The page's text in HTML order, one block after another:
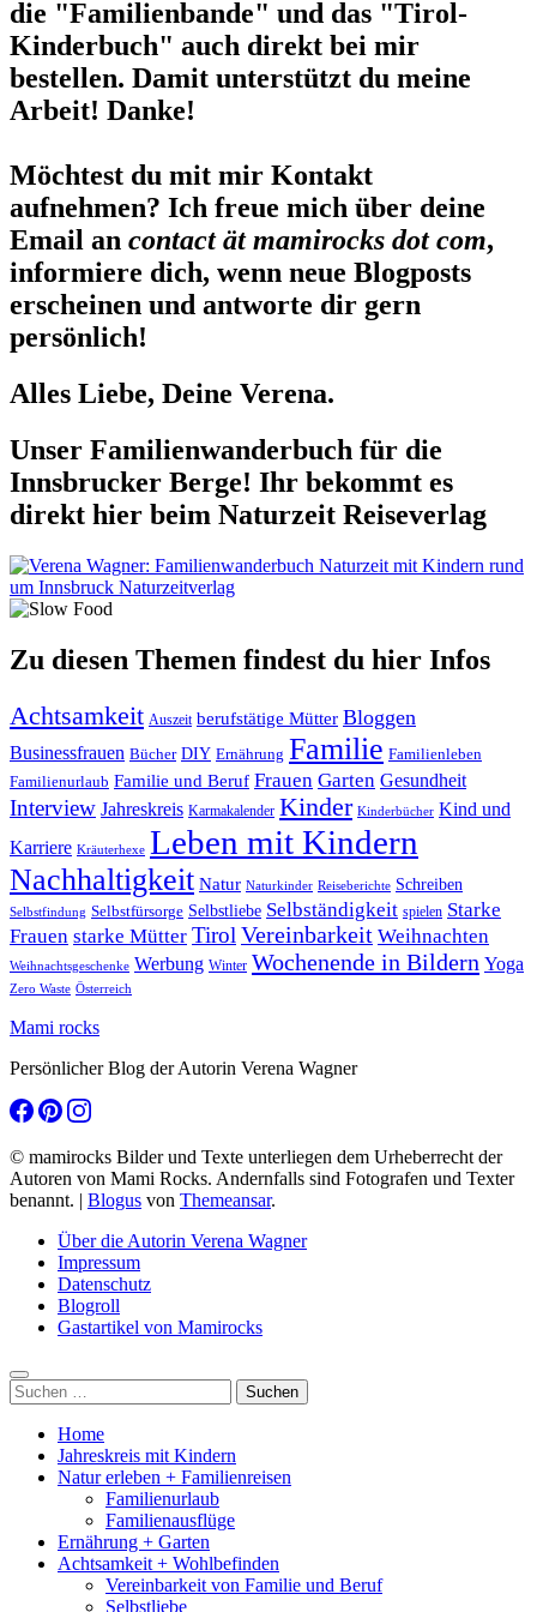
die "Familienbande" und das "Tirol-
Kinderbuch" auch direkt bei mir
bestellen. Damit unterstützt du meine
Arbeit! Danke!
Möchtest du mit mir Kontakt
aufnehmen? Ich freue mich über deine
Email an contact ät mamirocks dot com,
informiere dich, wenn neue Blogposts
erscheinen und antworte dir gern
persönlich!
Alles Liebe, Deine Verena.
Unser Familienwanderbuch für die
Innsbrucker Berge! Ihr bekommt es
direkt hier beim Naturzeit Reiseverlag
Zu diesen Themen findest du hier Infos
Achtsamkeit Auszeit berufstätige Mütter Bloggen
Businessfrauen Bücher DIY Ernährung Familie Familienleben
Familienurlaub Familie und Beruf Frauen Garten Gesundheit
Interview Jahreskreis Karmakalender Kinder Kinderbücher Kind und
Karriere Kräuterhexe Leben mit Kindern
Nachhaltigkeit Natur Naturkinder Reiseberichte Schreiben
Selbstfindung Selbstfürsorge Selbstliebe Selbständigkeit spielen Starke
Frauen starke Mütter Tirol Vereinbarkeit Weihnachten
Weihnachtsgeschenke Werbung Winter Wochenende in Bildern Yoga
Zero Waste Österreich
Mami rocks
Persönlicher Blog der Autorin Verena Wagner
© mamirocks Bilder und Texte unterliegen dem Urheberrecht der
Autoren von Mami Rocks. Andernfalls sind Fotografen und Texter
benannt. | Blogus von Themeansar.
Über die Autorin Verena Wagner
Impressum
Datenschutz
Blogroll
Gastartikel von Mamirocks
Suchen
nach:
Home
Jahreskreis mit Kindern
Natur erleben + Familienreisen
Familienurlaub
Familienausflüge
Ernährung + Garten
Achtsamkeit + Wohlbefinden
Vereinbarkeit von Familie und Beruf
Selbstliebe